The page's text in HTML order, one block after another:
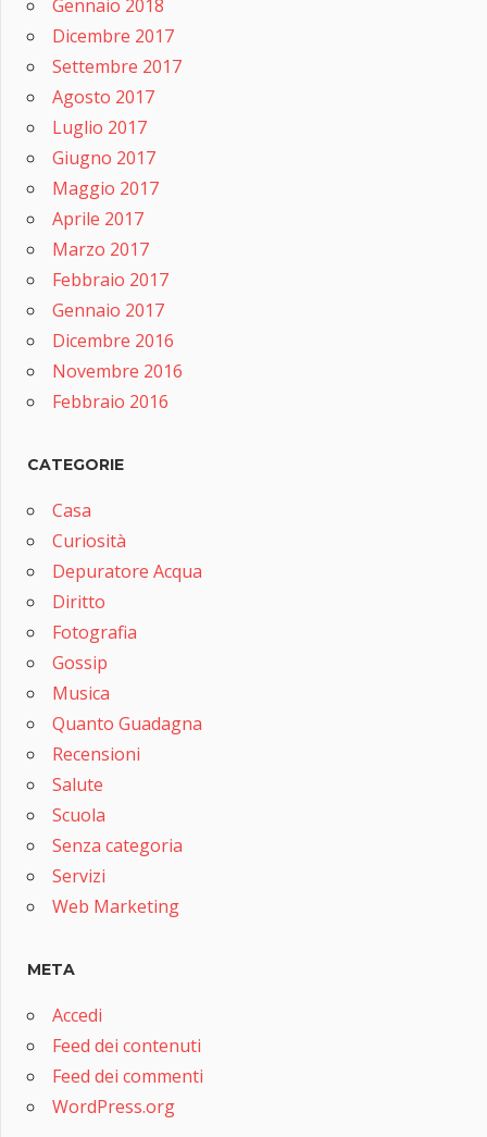
Gennaio 2018
Dicembre 2017
Settembre 2017
Agosto 2017
Luglio 2017
Giugno 2017
Maggio 2017
Aprile 2017
Marzo 2017
Febbraio 2017
Gennaio 2017
Dicembre 2016
Novembre 2016
Febbraio 2016
CATEGORIE
Casa
Curiosità
Depuratore Acqua
Diritto
Fotografia
Gossip
Musica
Quanto Guadagna
Recensioni
Salute
Scuola
Senza categoria
Servizi
Web Marketing
META
Accedi
Feed dei contenuti
Feed dei commenti
WordPress.org